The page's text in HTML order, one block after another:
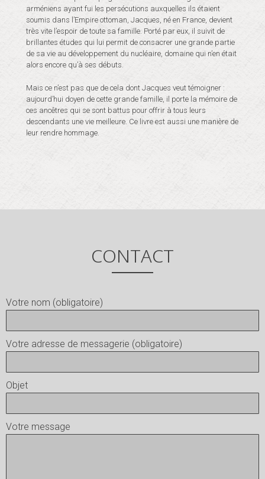
arméniens ayant fui les persécutions auxquelles ils étaient
soumis dans l’Empire ottoman, Jacques, né en France, devient
très vite l’espoir de toute sa famille. Porté par eux, il suivit de
brillantes études qui lui permit de consacrer une grande partie
de sa vie au développement du nucléaire, domaine qui n’en était
alors encore qu’à ses débuts.
Mais ce n’est pas que de cela dont Jacques veut témoigner :
aujourd’hui doyen de cette grande famille, il porte la mémoire de
ces ancêtres qui se sont battus pour offrir à tous leurs
descendants une vie meilleure. Ce livre est aussi une manière de
leur rendre hommage.
CONTACT
Votre nom (obligatoire)
Votre adresse de messagerie (obligatoire)
Objet
Votre message